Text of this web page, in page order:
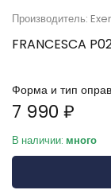
Производитель:
FRANCESCA
Форма и тип
7 990 ₽
В наличии: много